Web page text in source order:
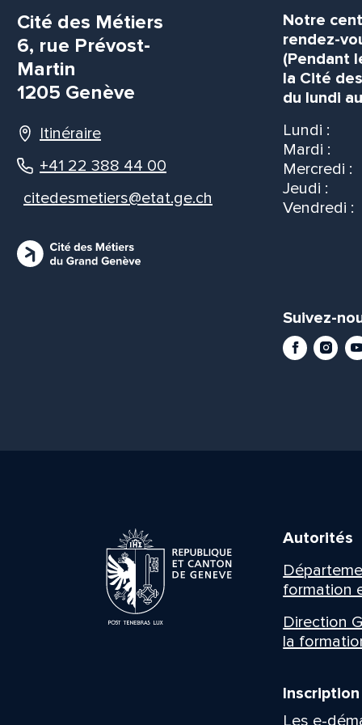
Cité des Métiers
6, rue Prévost-
Martin
1205 Genève
Itinéraire
+41 22 388 44 00
citedesmetiers@etat.ge.ch
Notre
rendez-
(Pendant
la Cité
du lundi
Lundi :
Mardi :
Mercredi :
Jeudi :
Vendredi :
Suivez-
Facebook
Autorités
formation
Direction
la
Les e-